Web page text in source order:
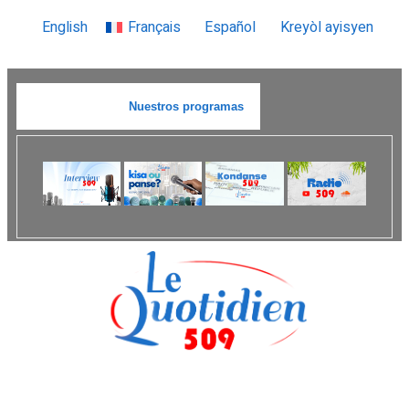
English Français Español Kreyòl ayisyen
Nuestros programas